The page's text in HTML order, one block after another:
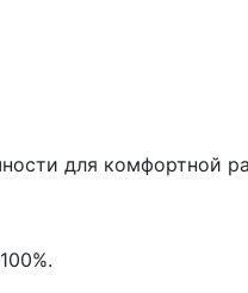
для комфортной